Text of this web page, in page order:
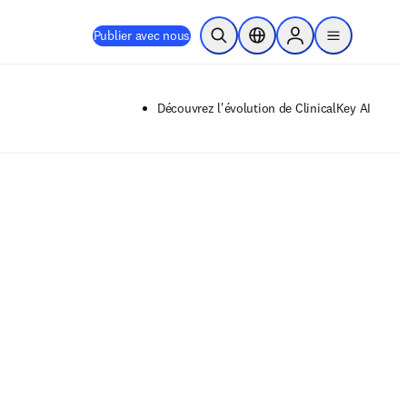
Publier avec nous Ouvrir la recherche
Sélecteur de localisation
Sign in to products
menu
Découvrez l'évolution de ClinicalKey AI